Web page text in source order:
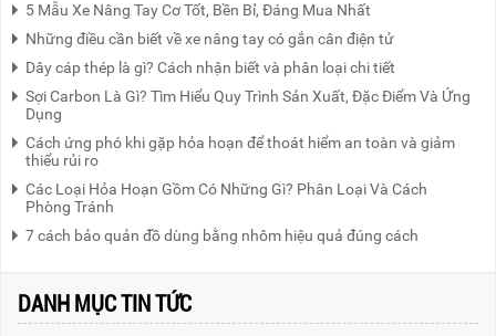
5 Mẫu Xe Nâng Tay Cơ Tốt, Bền Bỉ, Đáng Mua Nhất
Những điều cần biết về xe nâng tay có gắn cân điện tử
Dây cáp thép là gì? Cách nhận biết và phân loại chi tiết
Sợi Carbon Là Gì? Tìm Hiểu Quy Trình Sản Xuất, Đặc Điểm Và Ứng
Dụng
Cách ứng phó khi gặp hỏa hoạn để thoát hiểm an toàn và giảm
thiểu rủi ro
Các Loại Hỏa Hoạn Gồm Có Những Gì? Phân Loại Và Cách
Phòng Tránh
7 cách bảo quản đồ dùng bằng nhôm hiệu quả đúng cách
DANH MỤC TIN TỨC